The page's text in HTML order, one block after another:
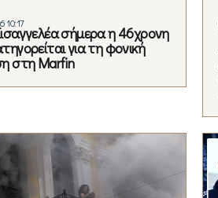
10:17
σήμερα η 46χρονη
για τη φονική
στη Marfin